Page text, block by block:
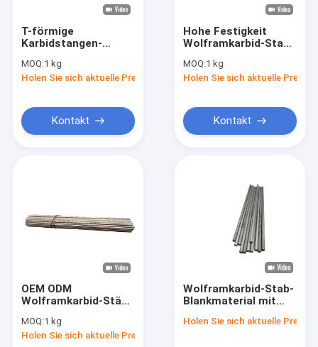
T-förmige
Karbidstangen-
Verschleißbeständige
Hochfestigkeit
MOQ:1 kg
Holen Sie sich aktuelle Preis
Kontakt
Hohe Festigkeit
Wolframkarbid-Stab-
Kühllöchern
MOQ:1 kg
Holen Sie sich aktuelle Preis
Kontakt
OEM ODM
Wolframkarbid-Stäbe
Silberfarbe 0,2-9mm
Partikel
MOQ:1 kg
Holen Sie sich aktuelle Preis
Wolframkarbid-Stab-
Blankmaterial mit
Härte HRA 89-93
Holen Sie sich aktuelle Preis